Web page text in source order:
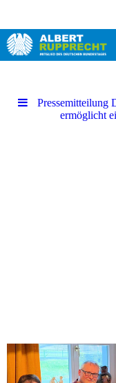
Pressemitteilung
ermöglicht